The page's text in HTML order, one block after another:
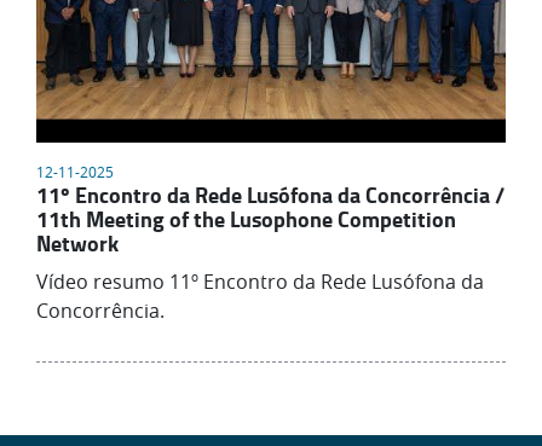
12-11-2025
11º Encontro da Rede Lusófona da Concorrência /
11th Meeting of the Lusophone Competition
Network
Vídeo resumo 11º Encontro da Rede Lusófona da
Concorrência.